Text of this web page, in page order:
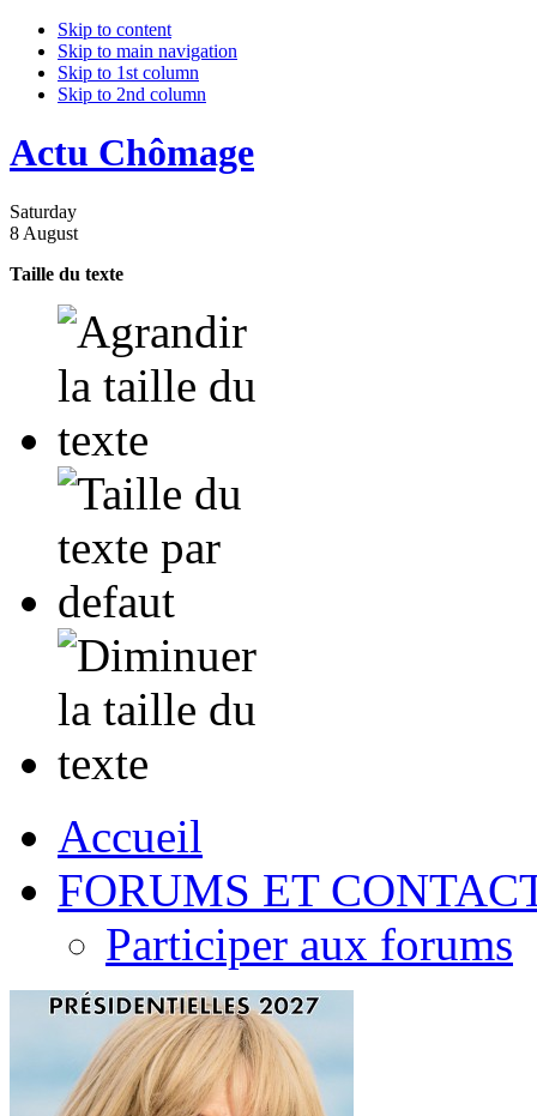
Skip to content
Skip to main navigation
Skip to 1st column
Skip to 2nd column
Actu Chômage
Saturday
8 August
Taille du texte
Accueil
FORUMS ET
Participer aux forums